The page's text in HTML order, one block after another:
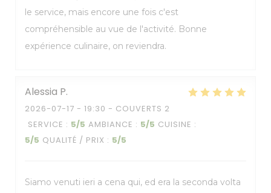
le service, mais encore une fois c'est
compréhensible au vue de l'activité. Bonne
expérience culinaire, on reviendra.
Alessia P
2026-07-17 - 19:30 - COUVERTS 2
SERVICE : 5/5 AMBIANCE : 5/5 CUISINE :
5/5 QUALITÉ / PRIX : 5/5
Siamo venuti ieri a cena qui, ed era la seconda volta